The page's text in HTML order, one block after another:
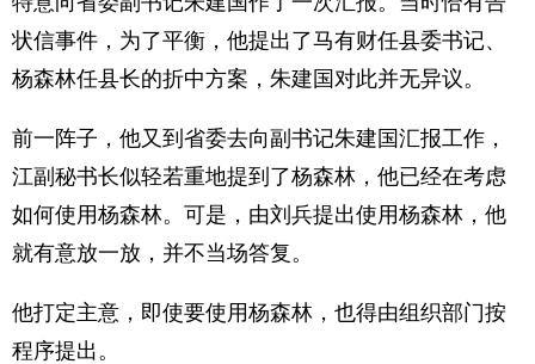
状信事件，为了平衡，他提出了马有财任县委书记、
杨森林任县长的折中方案，朱建国对此并无异议。
前一阵子，他又到省委去向副书记朱建国汇报工作，
江副秘书长似轻若重地提到了杨森林，他已经在考虑
如何使用杨森林。可是，由刘兵提出使用杨森林，他
就有意放一放，并不当场答复。
他打定主意，即使要使用杨森林，也得由组织部门按
程序提出。